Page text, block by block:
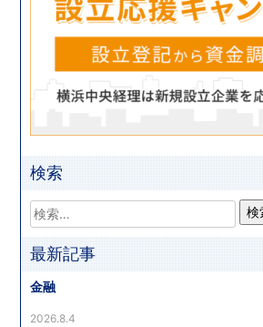
検索
最新記事
金融
2026.8.4